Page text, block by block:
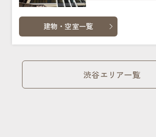
建物・空室一覧
渋谷エリア一覧